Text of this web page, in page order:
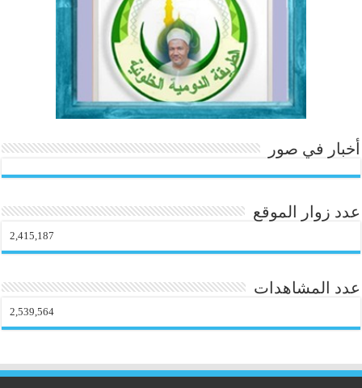
m
أخبار في صور
عدد زوار الموقع
2,415,187
عدد المشاهدات
2,539,564